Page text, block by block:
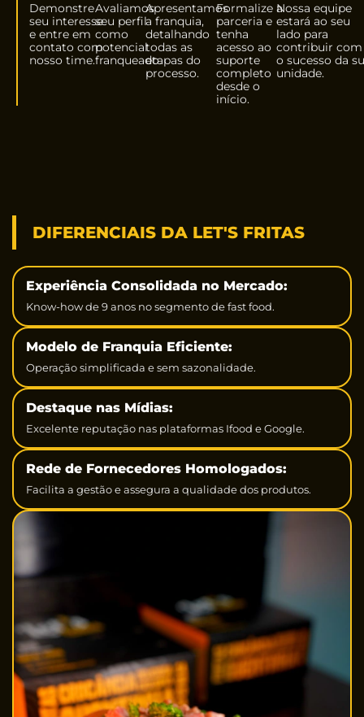
Demonstre
seu interesse
e entre em
contato com
nosso time.
Avaliamos
seu perfil
como
potencial
franqueado.
Apresentamos
a franquia,
detalhando
todas as
etapas do
processo.
Formalize a
parceria e
tenha
acesso ao
suporte
completo
desde o
início.
Nossa equipe
estará ao seu
lado para
contribuir com
o sucesso da
unidade.
DIFERENCIAIS DA LET'S FRITAS
Experiência Consolidada no Mercado:
Know-how de 9 anos no segmento de fast food.
Modelo de Franquia Eficiente:
Operação simplificada e sem sazonalidade.
Destaque nas Mídias:
Excelente reputação nas plataformas Ifood e Google.
Rede de Fornecedores Homologados:
Facilita a gestão e assegura a qualidade dos produtos.